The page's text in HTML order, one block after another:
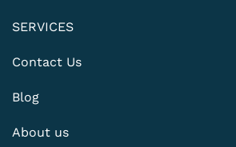
SERVICES
Contact Us
Blog
About us